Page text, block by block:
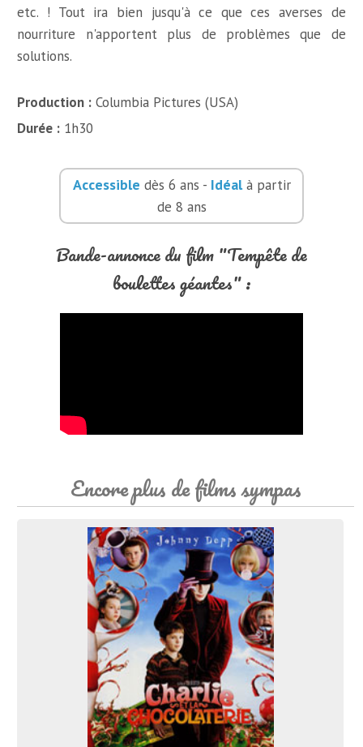
etc. ! Tout ira bien jusqu'à ce que ces averses de
nourriture n'apportent plus de problèmes que de
solutions.
Production : Columbia Pictures (USA)
Durée : 1h30
Accessible dès 6 ans - Idéalà partir
de 8 ans
Bande-annonce du film "Tempête de
boulettes géantes" :
Encore plus de films sympas